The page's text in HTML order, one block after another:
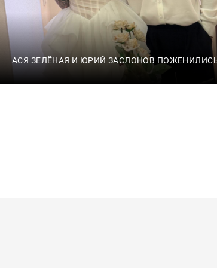
АСЯ ЗЕЛЁНАЯ И ЮРИЙ ЗАСЛОНОВ